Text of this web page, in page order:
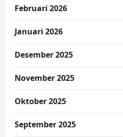
Februari 2026
Januari 2026
Desember 2025
November 2025
Oktober 2025
September 2025